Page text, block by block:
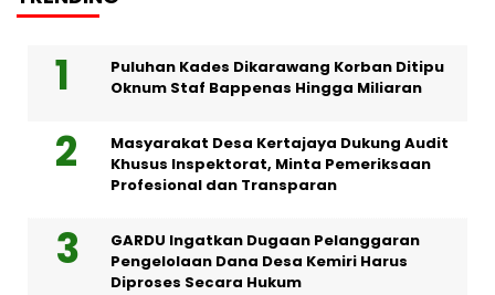
Puluhan Kades Dikarawang Korban Ditipu
Oknum Staf Bappenas Hingga Miliaran
Masyarakat Desa Kertajaya Dukung Audit
Khusus Inspektorat, Minta Pemeriksaan
Profesional dan Transparan
GARDU Ingatkan Dugaan Pelanggaran
Pengelolaan Dana Desa Kemiri Harus
Diproses Secara Hukum